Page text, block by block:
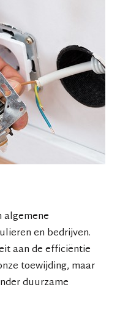
algemene
en bedrijven.
aan de efficiëntie
toewijding, maar
duurzame